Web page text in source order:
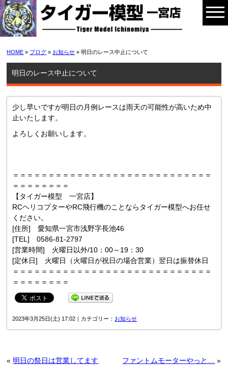
HOME » ブログ » お知らせ » 明日のレース中止について
明日のレース中止について
少し早いですが明日の月例レースは雨天の可能性が高いため中
止いたします。
よろしくお願いします。
＝＝＝＝＝＝＝＝＝＝＝＝＝＝＝＝＝＝＝＝＝＝＝＝＝＝＝＝
＝＝＝＝＝＝＝＝
【タイガー模型 一宮店】
RCヘリコプターやRC飛行機のことならタイガー模型へお任せ
ください。
[住所] 愛知県一宮市浅野字長池46
[TEL] 0586-81-2797
[営業時間] 火曜日以外/10：00～19：30
[定休日] 火曜日（火曜日が祝日の場合営業）翌日は振替休日
＝＝＝＝＝＝＝＝＝＝＝＝＝＝＝＝＝＝＝＝＝＝＝＝＝＝＝＝
＝＝＝＝＝＝＝＝
2023年3月25日(土) 17:02｜カテゴリー： お知らせ
« 明日の祭日は営業してます ファントムモーターやっと… »